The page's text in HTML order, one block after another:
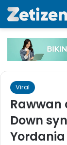
Viral
Rawwan
Down
Yordania